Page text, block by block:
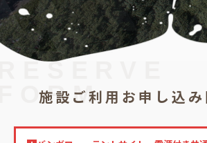
施設ご利用お申し込